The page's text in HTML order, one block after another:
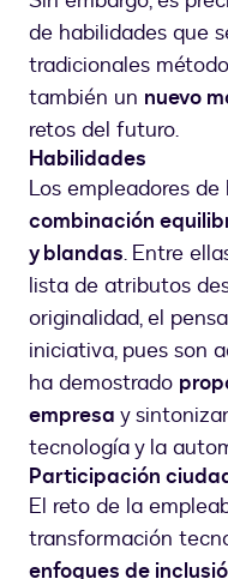
de habilidades que
tradicionales
también un nuevo
retos del futuro.
Habilidades
Los empleadores
combinación
y blandas. Entre
lista de atributos
originalidad, el
iniciativa, pues son
ha demostrado
empresa y
tecnología y la
Participación
El reto de la
transformación
enfoques de